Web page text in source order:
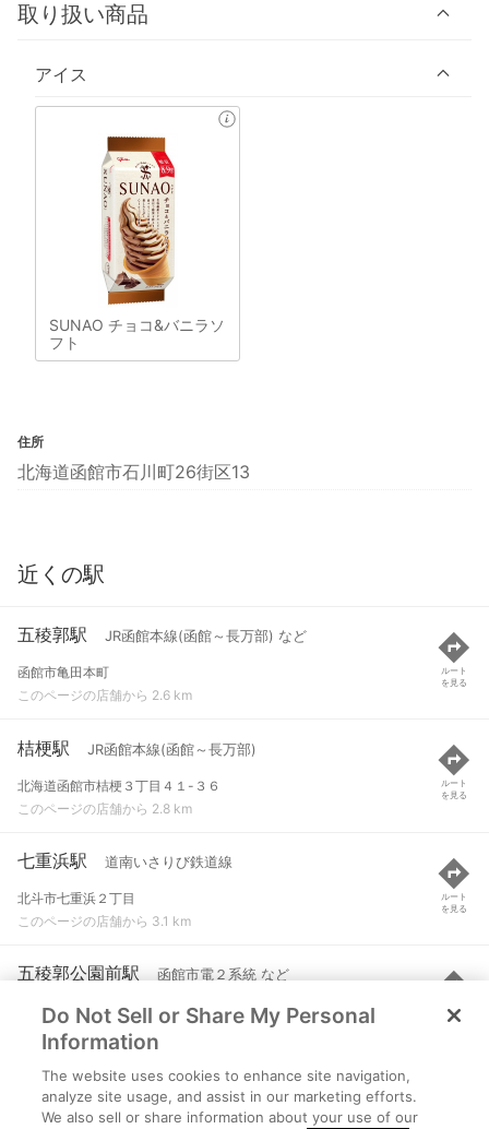
取り扱い商品
アイス
SUNAO チョコ&バニラソ
フト
住所
北海道函館市石川町26街区13
近くの駅
五稜郭駅 JR函館本線(函館～長万部) など
函館市亀田本町
このページの店舗から 2.6 km
ルート
を見る
桔梗駅 JR函館本線(函館～長万部)
北海道函館市桔梗３丁目４１-３６
このページの店舗から 2.8 km
ルート
を見る
七重浜駅 道南いさりび鉄道線
北斗市七重浜２丁目
このページの店舗から 3.1 km
ルート
を見る
五稜郭公園前駅 函館市電２系統 など
函館市本町２５番
このページの店舗から 4.2 km
ルート
を見る
杉並町駅 函館市電２系統 など
函館市杉並町２１番
Do Not Sell or Share My Personal
Information
The website uses cookies to enhance site navigation,
analyze site usage, and assist in our marketing efforts.
We also sell or share information about your use of our